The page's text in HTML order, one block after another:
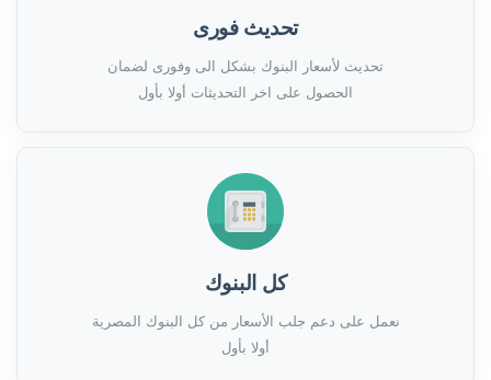
تحديث فورى
تحديث لأسعار البنوك بشكل الى وفورى لضمان
الحصول على اخر التحديثات أولا بأول
كل البنوك
نعمل على دعم جلب الأسعار من كل البنوك المصرية
أولا بأول